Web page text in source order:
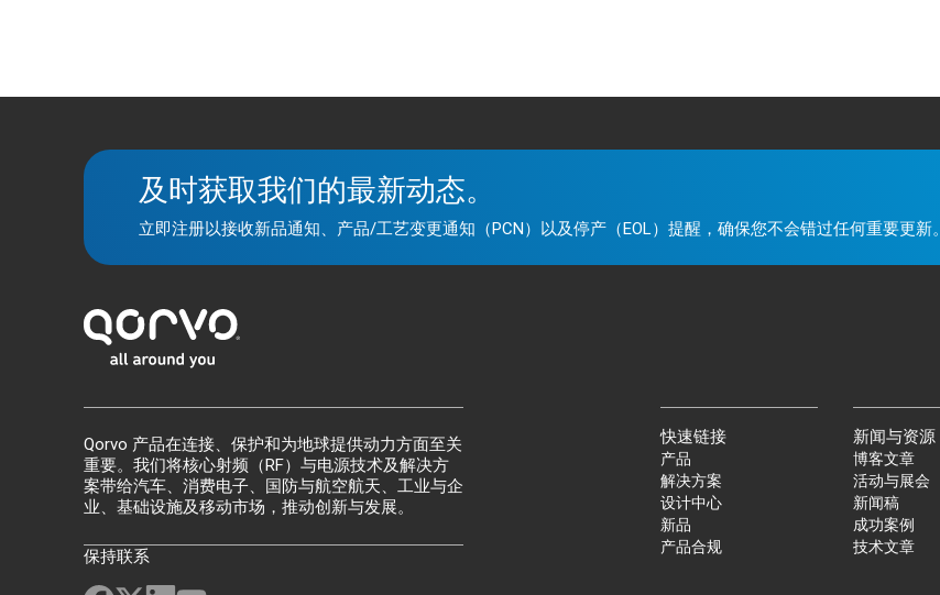
及时获取我们的最新动态。
立即注册以接收新品通知、产品/工艺变更通知（PCN）以及停产（EOL）提醒，确保您不会错过任何重要更新。
Qorvo 产品在连接、保护和为地球提供动力方面至关
重要。我们将核心射频（RF）与电源技术及解决方
案带给汽车、消费电子、国防与航空航天、工业与企
业、基础设施及移动市场，推动创新与发展。
保持联系
快速链接
产品
解决方案
设计中心
新品
产品合规
新闻与资源
博客文章
活动与展会
新闻稿
成功案例
技术文章